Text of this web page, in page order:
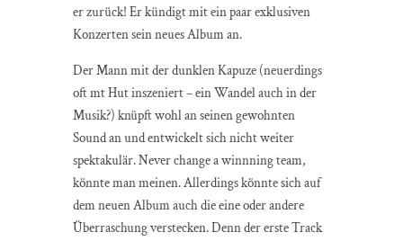
er zurück! Er kündigt mit ein paar exklusiven
Konzerten sein neues Album an.
Der Mann mit der dunklen Kapuze (neuerdings
oft mt Hut inszeniert – ein Wandel auch in der
Musik?) knüpft wohl an seinen gewohnten
Sound an und entwickelt sich nicht weiter
spektakulär. Never change a winnning team,
könnte man meinen. Allerdings könnte sich auf
dem neuen Album auch die eine oder andere
Überraschung verstecken. Denn der erste Track